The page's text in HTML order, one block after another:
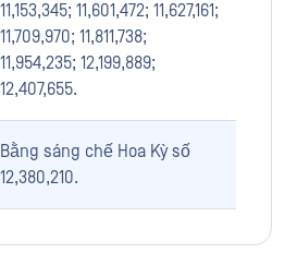
11,153,345; 11,601,472; 11,627,161;
11,709,970; 11,811,738;
11,954,235; 12,199,889;
12,407,655.
Bằng sáng chế Hoa Kỳ số
12,380,210.